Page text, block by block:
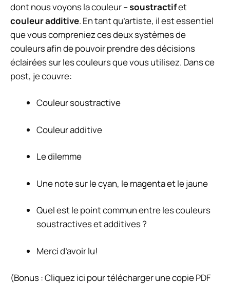
dont nous voyons la couleur –soustractifet
couleur additive. En tant qu’artiste, il est essentiel
que vous compreniez ces deux systèmes de
couleurs afin de pouvoir prendre des décisions
éclairées sur les couleurs que vous utilisez. Dans ce
post, je couvre:
Couleur soustractive
Couleur additive
Le dilemme
Une note sur le cyan, le magenta et le jaune
Quel est le point commun entre les couleurs
soustractives et additives ?
Merci d’avoir lu!
(Bonus : Cliquez ici pour télécharger une copie PDF